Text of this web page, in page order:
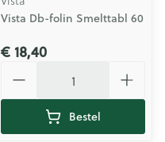
Vista Db-folin Smelttabl 60
€ 18,40
Bestel